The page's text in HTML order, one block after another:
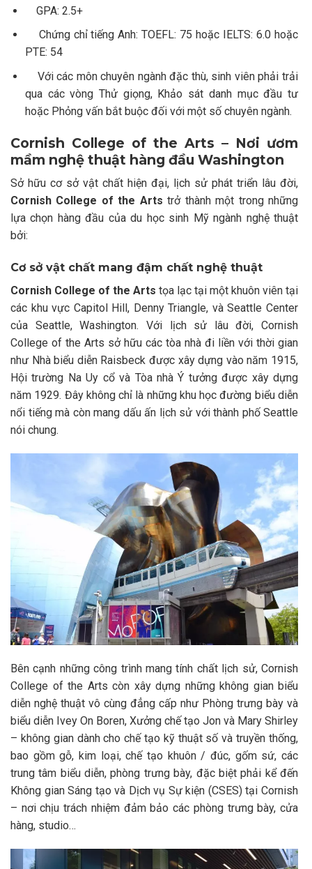
GPA: 2.5+
Chứng chỉ tiếng Anh: TOEFL: 75 hoặc IELTS: 6.0 hoặc
PTE: 54
Với các môn chuyên ngành đặc thù, sinh viên phải trải
qua các vòng Thử giọng, Khảo sát danh mục đầu tư
hoặc Phỏng vấn bắt buộc đối với một số chuyên ngành.
Cornish College of the Arts – Nơi ươm
mầm nghệ thuật hàng đầu Washington
Sở hữu cơ sở vật chất hiện đại, lịch sử phát triển lâu đời,
Cornish College of the Arts trở thành một trong những
lựa chọn hàng đầu của du học sinh Mỹ ngành nghệ thuật
bởi:
Cơ sở vật chất mang đậm chất nghệ thuật
Cornish College of the Arts tọa lạc tại một khuôn viên tại
các khu vực Capitol Hill, Denny Triangle, và Seattle Center
của Seattle, Washington. Với lịch sử lâu đời, Cornish
College of the Arts sở hữu các tòa nhà đi liền với thời gian
như Nhà biểu diễn Raisbeck được xây dựng vào năm 1915,
Hội trường Na Uy cổ và Tòa nhà Ý tưởng được xây dựng
năm 1929. Đây không chỉ là những khu học đường biểu diễn
nổi tiếng mà còn mang dấu ấn lịch sử với thành phố Seattle
nói chung.
Bên cạnh những công trình mang tính chất lịch sử, Cornish
College of the Arts còn xây dựng những không gian biểu
diễn nghệ thuật vô cùng đẳng cấp như Phòng trưng bày và
biểu diễn Ivey On Boren, Xưởng chế tạo Jon và Mary Shirley
– không gian dành cho chế tạo kỹ thuật số và truyền thống,
bao gồm gỗ, kim loại, chế tạo khuôn / đúc, gốm sứ, các
trung tâm biểu diễn, phòng trưng bày, đặc biệt phải kể đến
Không gian Sáng tạo và Dịch vụ Sự kiện (CSES) tại Cornish
– nơi chịu trách nhiệm đảm bảo các phòng trưng bày, cửa
hàng, studio…